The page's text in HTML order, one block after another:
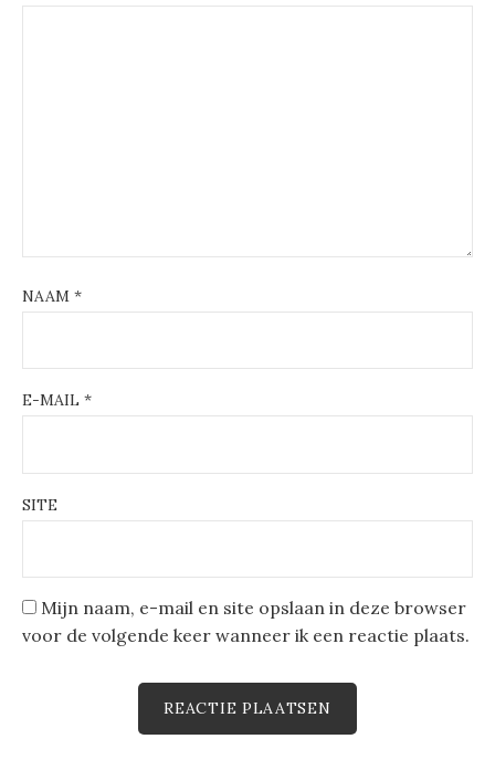
NAAM *
E-MAIL *
SITE
Mijn naam, e-mail en site opslaan in deze browser
voor de volgende keer wanneer ik een reactie plaats.